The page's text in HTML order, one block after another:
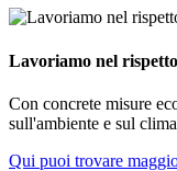
Lavoriamo nel
Con concrete misure
sull'ambiente e sul
Qui puoi trovare